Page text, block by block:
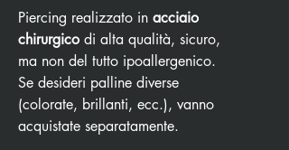
Piercing realizzato in acciaio
chirurgico di alta qualità, sicuro,
ma non del tutto ipoallergenico.
Se desideri palline diverse
(colorate, brillanti, ecc.), vanno
acquistate separatamente.